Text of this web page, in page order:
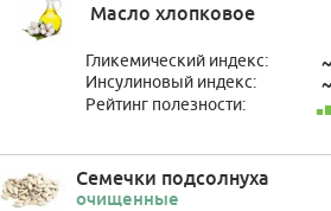
Масло хлопковое
Гликемический индекс: ~
Инсулиновый индекс: ~
Рейтинг полезности:
Семечки подсолнуха
очищенные